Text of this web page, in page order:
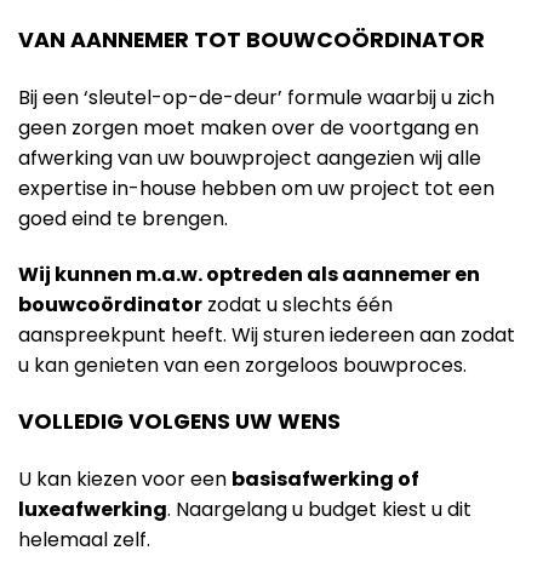
VAN AANNEMER TOT BOUWCOÖRDINATOR
Bij een ‘sleutel-op-de-deur’ formule waarbij u zich
geen zorgen moet maken over de voortgang en
afwerking van uw bouwproject aangezien wij alle
expertise in-house hebben om uw project tot een
goed eind te brengen.
Wij kunnen m.a.w. optreden als aannemer en
bouwcoördinator zodat u slechts één
aanspreekpunt heeft. Wij sturen iedereen aan zodat
u kan genieten van een zorgeloos bouwproces.
VOLLEDIG VOLGENS UW WENS
U kan kiezen voor een basisafwerking of
luxeafwerking. Naargelang u budget kiest u dit
helemaal zelf.